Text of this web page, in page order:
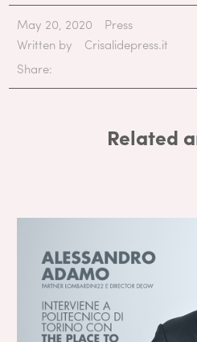
May 20, 2020
Press
Written by
Crisalidepress.it
Share:
Related